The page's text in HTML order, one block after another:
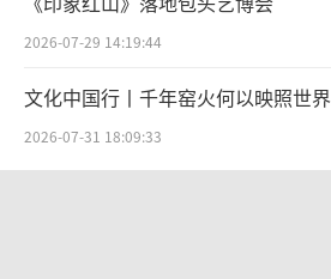
2026-07-29 14:19:44
文化中国行丨千年窑火何以映照世界
2026-07-31 18:09:33